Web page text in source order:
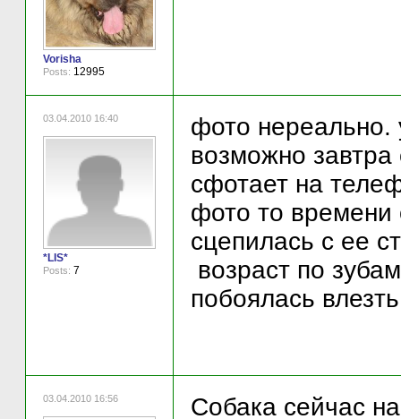
Vorisha
Posts: 12995
03.04.2010 16:40
*LIS*
Posts: 7
фото нереально.
возможно завтра
сфотает на
фото то времени
сцепилась с ее
возраст по
побоялась
03.04.2010 16:56
Собака сейчас